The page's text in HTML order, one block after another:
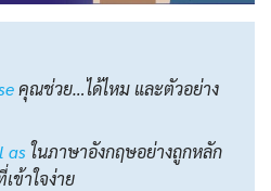
คุณช่วย…ได้ไหม และตัวอย่าง
as ในภาษาอังกฤษอย่างถูกหลัก
ข้าใจง่าย